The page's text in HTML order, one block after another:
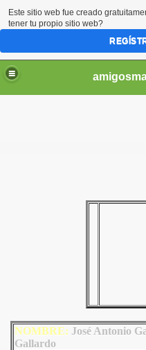
NOMBRE: José
Gallardo
Este sitio web fue creado
tener tu propio sitio web?